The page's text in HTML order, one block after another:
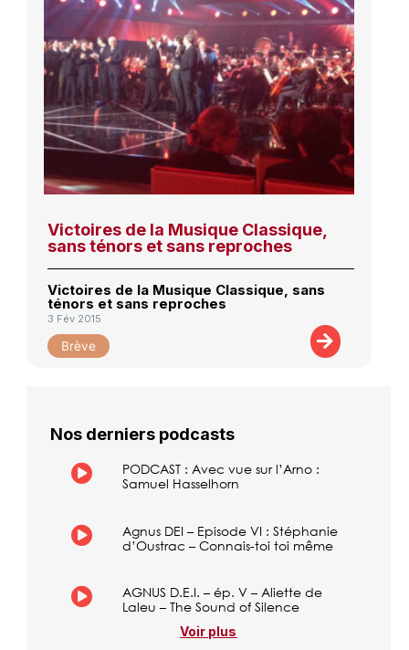
Victoires de la Musique Classique,
sans ténors et sans reproches
Victoires de la Musique Classique, sans
ténors et sans reproches
3 Fév 2015
Brève
Nos derniers podcasts
PODCAST : Avec vue sur l’Arno :
Samuel Hasselhorn
Agnus DEI – Episode VI : Stéphanie
d’Oustrac – Connais-toi toi même
AGNUS D.E.I. – ép. V – Aliette de
Laleu – The Sound of Silence
Voir plus